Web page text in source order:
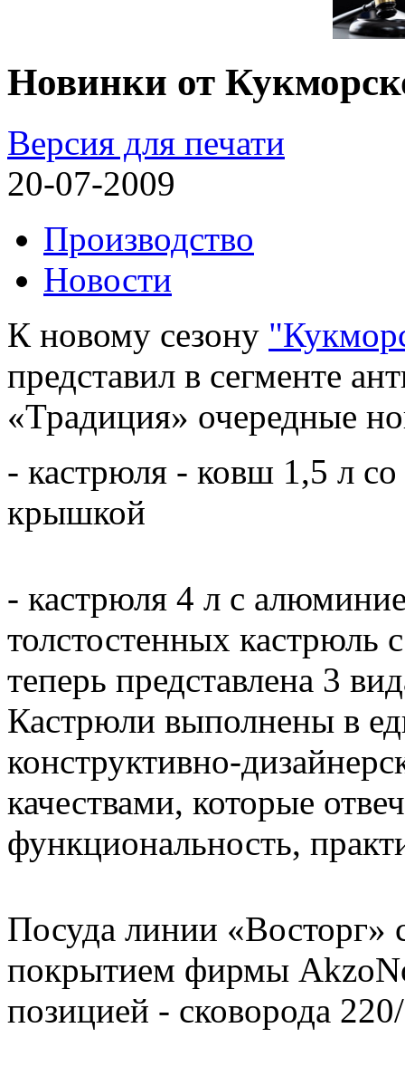
Новинки от
Версия для печати
20-07-2009
Производство
Новости
К новому сезону
представил в сегменте
«Традиция» очередные
- кастрюля - ковш 1,5 л
крышкой
- кастрюля 4 л с
толстостенных
теперь представлена 3
Кастрюли выполнены в
конструктивно-
качествами, которые
функциональность,
Посуда линии
покрытием фирмы
позицией - сковорода